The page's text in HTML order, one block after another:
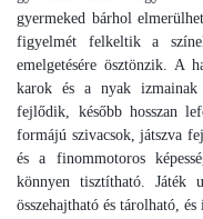
gyermeked bárhol
figyelmét felkeltik a
emelgetésére ösztönzik. A
karok és a nyak izmainak
fejlődik, később hosszan
formájú szivacsok, játszva
és a finommotoros
könnyen tisztítható. Játék
összehajtható és tárolható,